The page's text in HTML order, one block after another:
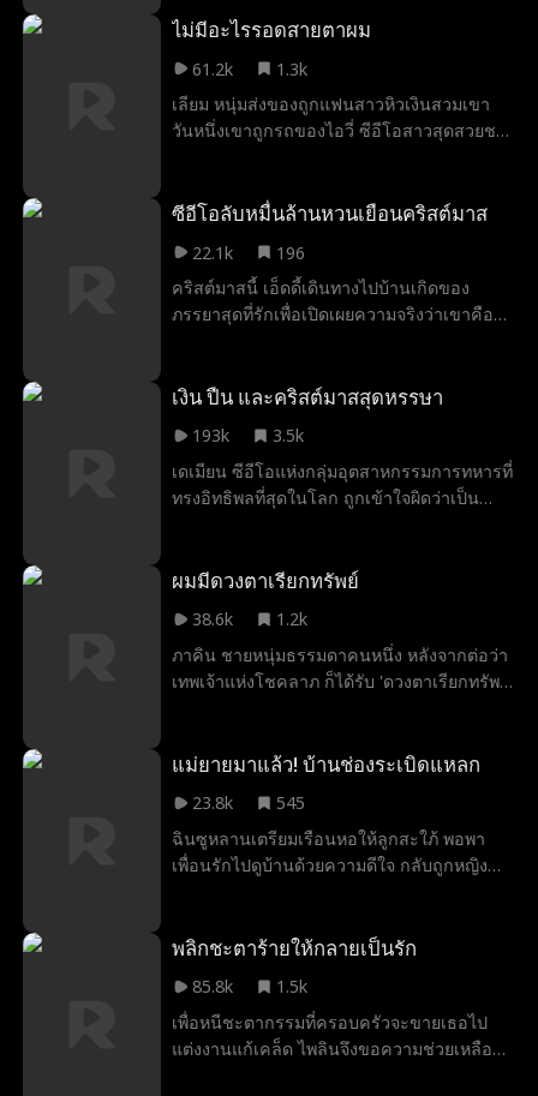
ขวางความสัมพันธ์ของพวกเขาอยู่เสมอ แต่ทุก
ทายาทของหนึ่งในบริษัทยักษ์ใหญ่ที่มั่งคั่งที่สุด
ในโลก ตอนนี้แจ็คจำเป็นต้องพิสูจน์ให้พวกเขา
เชื่อว่าเขาคือมหาเศรษฐีที่แท้จริง ก่อนที่
ตาย
ไม่มีอะไรรอดสายตาผม
61.2k
1.3k
เลียม หนุ่มส่งของถูกแฟนสาวหิวเงินสวมเขา
วันหนึ่งเขาถูกรถของไอวี่ ซีอีโอสาวสุดสวยชน
ผู้คน รวมถึงมูลค่าที่แท้จริงของสรรพสิ่ง
ซีอีโอลับหมื่นล้านหวนเยือนคริสต์มาส
22.1k
196
คริสต์มาสนี้ เอ็ดดี้เดินทางไปบ้านเกิดของ
ภรรยาสุดที่รักเพื่อเปิดเผยความจริงว่าเขาคือซี
เต็มไปด้วยคนใจดำหน้าเงิน การมาของเขาจะ
เป็นแค่เรื่องที่จบไม่สวยอย่างสำนวนใกล้เกลือ
กินด่างกันนะ
เงิน ปืน และคริสต์มาสสุดหรรษา
193k
3.5k
เดเมียน ซีอีโอแห่งกลุ่มอุตสาหกรรมการทหารที่
ทรงอิทธิพลที่สุดในโลก ถูกเข้าใจผิดว่าเป็น
เจ้าของบริษัท และร่วมเดินทางกลับบ้านเกิด
เผชิญกับการเหยียดหยามจากญาติของเธอและ
การดูถูกจากผู้หมายปองไอริส แต่ทุกครั้งเดเมีย
นกลับพลิกเกมได้อย่างเหนือชั้น และกลายเป็น
ผมมีดวงตาเรียกทรัพย์
38.6k
1.2k
ภาคิน ชายหนุ่มธรรมดาคนหนึ่ง หลังจากต่อว่า
เทพเจ้าแห่งโชคลาภ ก็ได้รับ 'ดวงตาเรียกทรัพย์'
กับปัณณ์ ประธานบริษัทสาวผู้เย็นชาเพื่อต่อสู้
ก็ได้เข้าใจความหมายที่แท้จริงของเทพเจ้าแห่ง
โชคลาภและพลิกชะตาชีวิตของตัวเอง
แม่ยายมาแล้ว! บ้านช่องระเบิดแหลก
23.8k
545
ฉินซูหลานเตรียมเรือนหอให้ลูกสะใภ้ พอพา
เพื่อนรักไปดูบ้านด้วยความดีใจ กลับถูกหญิง
พลิกชะตาร้ายให้กลายเป็นรัก
85.8k
1.5k
เพื่อหนีชะตากรรมที่ครอบครัวจะขายเธอไป
แต่งงานแก้เคล็ด ไพลินจึงขอความช่วยเหลือ